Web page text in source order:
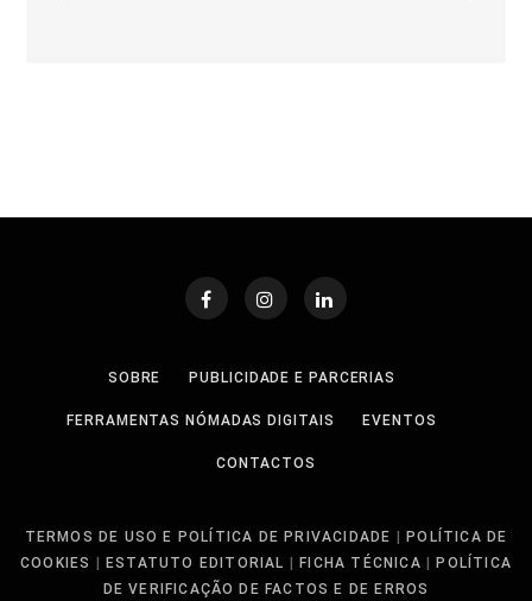
SOBRE PUBLICIDADE E PARCERIAS
FERRAMENTAS NÓMADAS DIGITAIS EVENTOS
CONTACTOS
TERMOS DE USO E POLÍTICA DE PRIVACIDADE
POLÍTICA DE
COOKIES
ESTATUTO EDITORIAL FICHA TÉCNICA
POLÍTICA
DE VERIFICAÇÃO DE FACTOS E DE ERROS